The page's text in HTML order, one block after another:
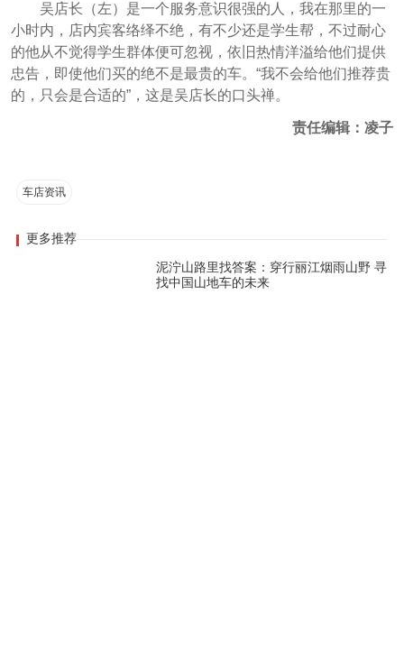
吴店长（左）是一个服务意识很强的人，我在那里的一
小时内，店内宾客络绎不绝，有不少还是学生帮，不过耐心
的他从不觉得学生群体便可忽视，依旧热情洋溢给他们提供
忠告，即使他们买的绝不是最贵的车。“我不会给他们推荐贵
的，只会是合适的”，这是吴店长的口头禅。
责任编辑：凌子
车店资讯
更多推荐
泥泞山路里找答案：穿行丽江烟雨山野 寻
找中国山地车的未来